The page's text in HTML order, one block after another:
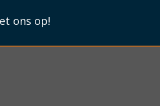
ons op!